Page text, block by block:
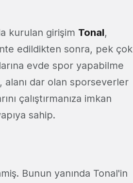
kurulan girişim Tonal,
edildikten sonra, pek çok
evde spor yapabilme
alanı dar olan sporseverler
çalıştırmanıza imkan
sahip.
Bunun yanında Tonal'in